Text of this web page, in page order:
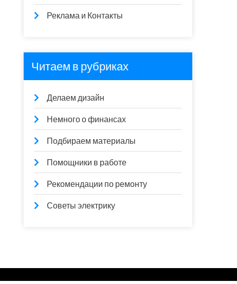
Реклама и Контакты
Читаем в рубриках
Делаем дизайн
Немного о финансах
Подбираем материалы
Помощники в работе
Рекомендации по ремонту
Советы электрику